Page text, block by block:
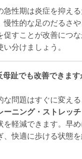
急性期は炎症を抑え
慢性的な足のだるさ
促すことが改善につ
分けましょう。
趾でも改善できます
な問題はすぐに変え
ーニング・ストレッ
を軽減できます。早
、快適に歩ける状態を